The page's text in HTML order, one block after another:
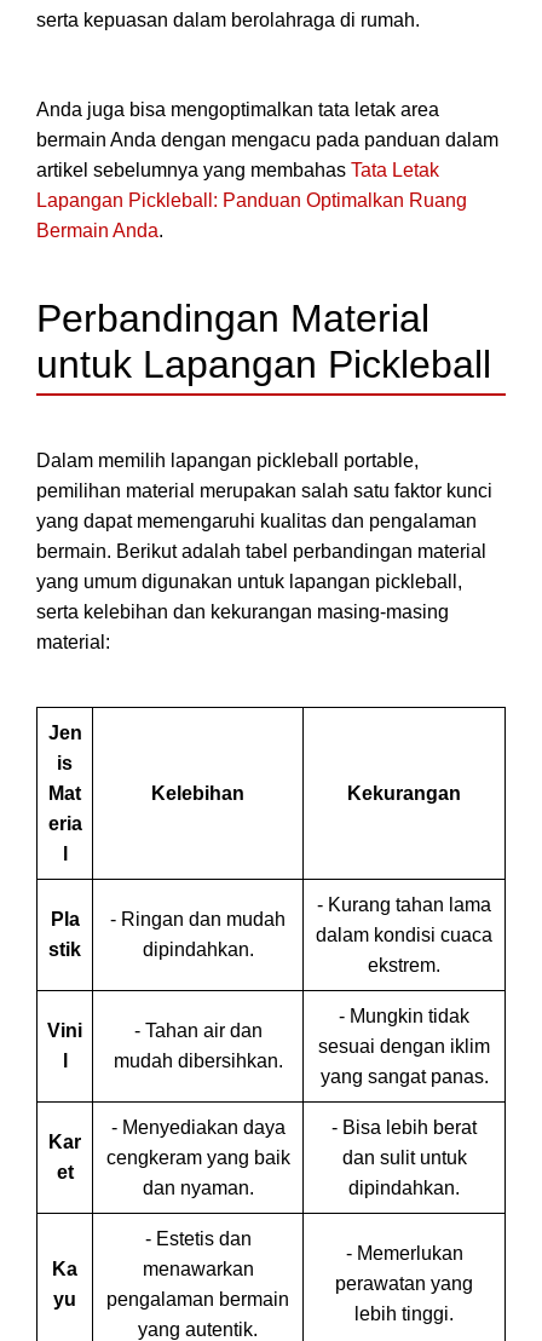
serta kepuasan dalam berolahraga di rumah.
Anda juga bisa mengoptimalkan tata letak area
bermain Anda dengan mengacu pada panduan dalam
artikel sebelumnya yang membahas Tata Letak
Lapangan Pickleball: Panduan Optimalkan Ruang
Bermain Anda.
Perbandingan Material
untuk Lapangan Pickleball
Dalam memilih lapangan pickleball portable,
pemilihan material merupakan salah satu faktor kunci
yang dapat memengaruhi kualitas dan pengalaman
bermain. Berikut adalah tabel perbandingan material
yang umum digunakan untuk lapangan pickleball,
serta kelebihan dan kekurangan masing-masing
material:
Jen
is
Mat
eria
Kelebihan Kekurangan
Pla
stik
- Ringan dan mudah
dipindahkan.
- Kurang tahan lama
dalam kondisi cuaca
ekstrem.
Vini
- Tahan air dan
mudah dibersihkan.
- Mungkin tidak
sesuai dengan iklim
yang sangat panas.
Kar
et
- Menyediakan daya
cengkeram yang baik
dan nyaman.
- Bisa lebih berat
dan sulit untuk
dipindahkan.
Ka
yu
- Estetis dan
menawarkan
pengalaman bermain
yang autentik.
- Memerlukan
perawatan yang
lebih tinggi.